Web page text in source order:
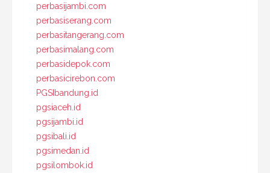
perbasijambi.com
perbasiserang.com
perbasitangerang.com
perbasimalang.com
perbasidepok.com
perbasicirebon.com
PGSIbandung.id
pgsiaceh.id
pgsijambi.id
pgsibali.id
pgsimedan.id
pgsilombok.id